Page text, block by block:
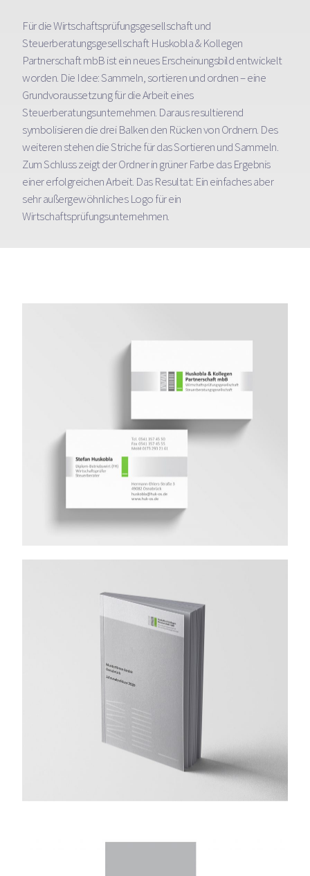
Für die Wirtschaftsprüfungsgesellschaft und
Steuerberatungsgesellschaft Huskobla & Kollegen
Partnerschaft mbB ist ein neues Erscheinungsbild entwickelt
worden. Die Idee: Sammeln, sortieren und ordnen – eine
Grundvoraussetzung für die Arbeit eines
Steuerberatungsunternehmen. Daraus resultierend
symbolisieren die drei Balken den Rücken von Ordnern. Des
weiteren stehen die Striche für das Sortieren und Sammeln.
Zum Schluss zeigt der Ordner in grüner Farbe das Ergebnis
einer erfolgreichen Arbeit. Das Resultat: Ein einfaches aber
sehr außergewöhnliches Logo für ein
Wirtschaftsprüfungsunternehmen.